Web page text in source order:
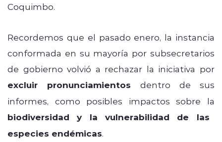
Coquimbo.
Recordemos que el pasado enero, la instancia
conformada en su mayoría por subsecretarios
de gobierno volvió a rechazar la iniciativa por
excluir pronunciamientos dentro de sus
informes, como posibles impactos sobre la
biodiversidad y la vulnerabilidad de las
especies endémicas.